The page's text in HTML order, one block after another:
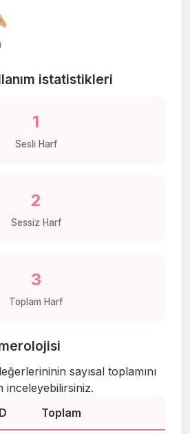
istatistikleri
1
Sesli Harf
2
Sessiz Harf
3
Toplam Harf
sayısal toplamını
inceleyebilirsiniz.
D Toplam